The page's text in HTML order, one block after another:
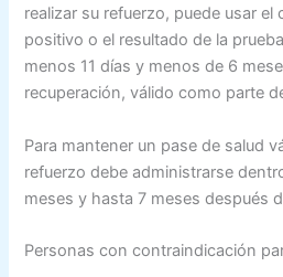
realizar su refuerzo, puede usar el
positivo o el resultado de la
menos 11 días y menos de 6
recuperación, válido como parte
Para mantener un pase de salud
refuerzo debe administrarse
meses y hasta 7 meses después
Personas con contraindicación